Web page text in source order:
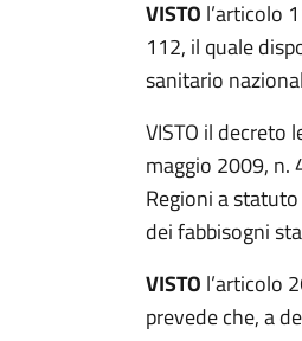
VISTO l’articolo
112, il quale
sanitario
VISTO il decreto
maggio 2009, n.
Regioni a
dei fabbisogni
VISTO l’articolo
prevede che, a